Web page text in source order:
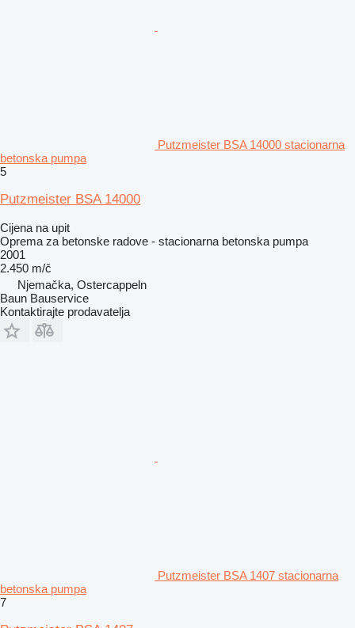
Putzmeister BSA 14000 stacionarna
betonska pumpa
5
Putzmeister BSA 14000
Cijena na upit
Oprema za betonske radove - stacionarna betonska pumpa
2001
2.450 m/č
Njemačka, Ostercappeln
Baun Bauservice
Kontaktirajte prodavatelja
Putzmeister BSA 1407 stacionarna
betonska pumpa
7